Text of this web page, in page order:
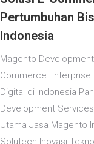
Pertumbuhan
Indonesia
Magento
Commerce Enterprise
Digital di Indonesia
Development
Utama Jasa Magento
Solutech Inovasi